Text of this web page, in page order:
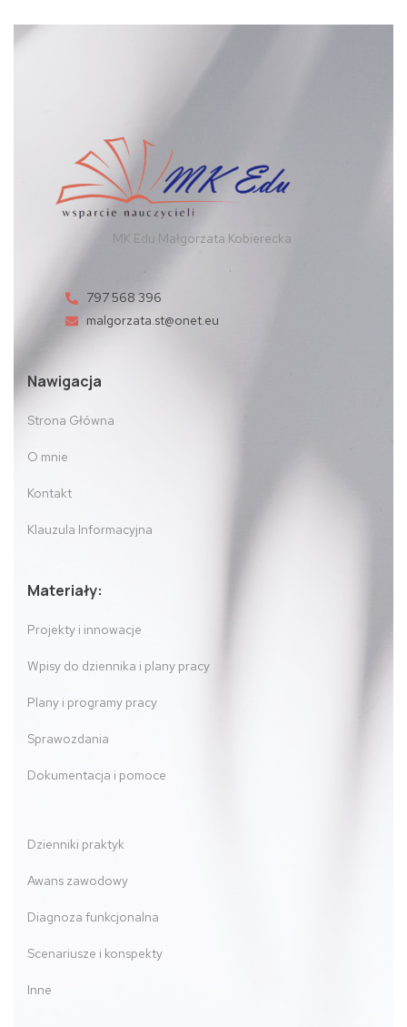
MK Edu Małgorzata Kobierecka
797 568 396
malgorzata.st@onet.eu
Nawigacja
Strona Główna
O mnie
Kontakt
Klauzula Informacyjna
Materiały:
Projekty i innowacje
Wpisy do dziennika i plany pracy
Plany i programy pracy
Sprawozdania
Dokumentacja i pomoce
Dzienniki praktyk
Awans zawodowy
Diagnoza funkcjonalna
Scenariusze i konspekty
Inne